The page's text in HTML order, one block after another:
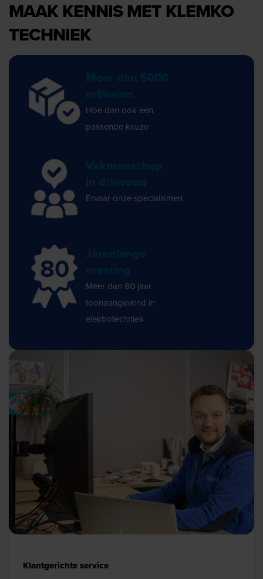
MAAK KENNIS MET KLEMKO
TECHNIEK
Hoe dan ook een
passende keuze
Ervaar onze specialismen
Meer dan 80 jaar
toonaangevend in
elektrotechniek
Klantgerichte service